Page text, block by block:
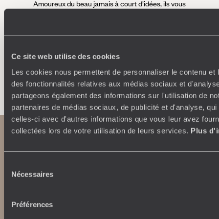
Ce site web utilise des cookies
Les cookies nous permettent de personnaliser le contenu et
des fonctionnalités relatives aux médias sociaux et
partageons également des informations sur l'utilisation de
partenaires de médias sociaux, de publicité et d'analyse,
celles-ci avec d'autres informations que vous leur avez
collectées lors de votre utilisation de leurs services. Plus
Nécessaires
Préférences
Amoureux du beau jamais à court d’idées, ils vous
Faites créer votre voyage
Abonnez-vous à notre newsletter